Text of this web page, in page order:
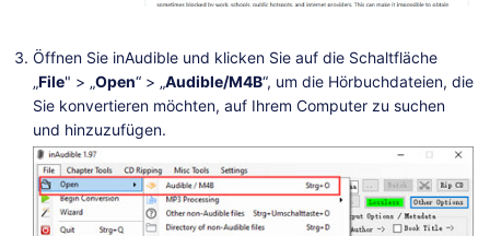
Öffnen Sie inAudible und klicken Sie auf die Schaltfläche
„File" > „Open“ > „Audible/M4B“, um die Hörbuchdateien, die
Sie konvertieren möchten, auf Ihrem Computer zu suchen
und hinzuzufügen.